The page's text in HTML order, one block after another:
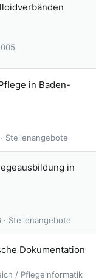
in Baden-
Stellenangebote
in
Stellenangebote
Dokumentation
/ Pflegeinformatik